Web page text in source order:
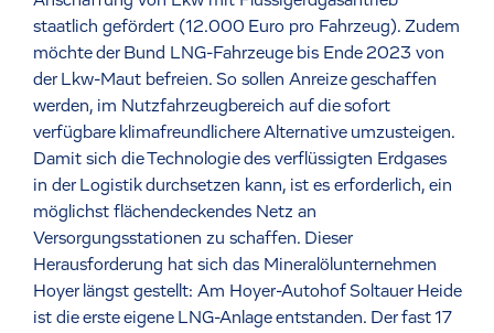
staatlich gefördert (12.000 Euro pro Fahrzeug). Zudem
möchte der Bund LNG-Fahrzeuge bis Ende 2023 von
der Lkw-Maut befreien. So sollen Anreize geschaffen
werden, im Nutzfahrzeugbereich auf die sofort
verfügbare klimafreundlichere Alternative umzusteigen.
Damit sich die Technologie des verflüssigten Erdgases
in der Logistik durchsetzen kann, ist es erforderlich, ein
möglichst flächendeckendes Netz an
Versorgungsstationen zu schaffen. Dieser
Herausforderung hat sich das Mineralölunternehmen
Hoyer längst gestellt: Am Hoyer-Autohof Soltauer Heide
ist die erste eigene LNG-Anlage entstanden. Der fast 17